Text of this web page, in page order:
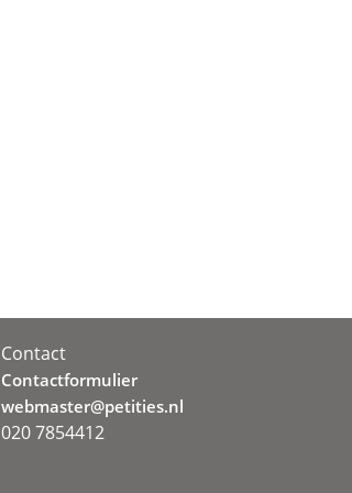
Contact
Contactformulier
webmaster@petities.nl
020 7854412